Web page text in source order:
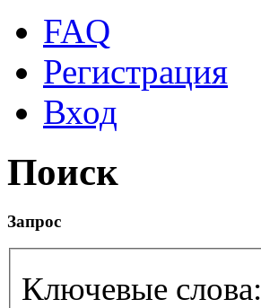
FAQ
Регистрация
Вход
Поиск
Запрос
Ключевые слова: